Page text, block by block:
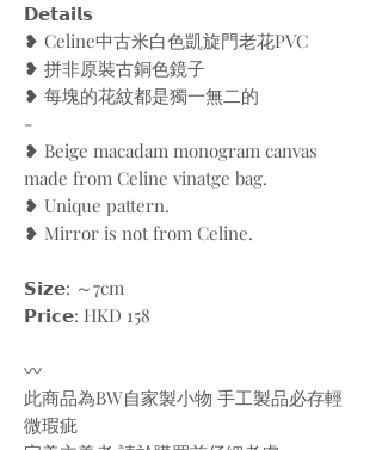
𝗗𝗲𝘁𝗮𝗶𝗹𝘀
❥ Celine中古米白色凱旋門老花PVC
❥ 拼非原裝古銅色鏡子
❥ 每塊的花紋都是獨一無二的
-
❥ Beige macadam monogram canvas
made from Celine vinatge bag.
❥ Unique pattern.
❥ Mirror is not from Celine.
𝗦𝗶𝘇𝗲: ～7cm
𝗣𝗿𝗶𝗰𝗲: HKD 158
〰️
此商品為BW自家製小物 手工製品必存輕
微瑕疵